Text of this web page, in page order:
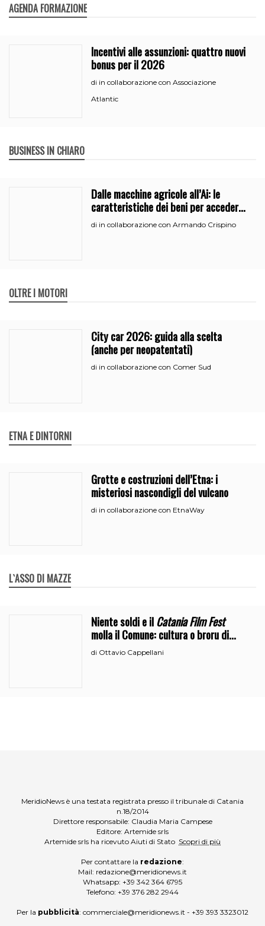
AGENDA FORMAZIONE
Incentivi alle assunzioni: quattro nuovi
bonus per il 2026
di in collaborazione con Associazione
Atlantic
BUSINESS IN CHIARO
Dalle macchine agricole all’Ai: le
caratteristiche dei beni per accedere
all’iperammortamento
di in collaborazione con Armando Crispino
OLTRE I MOTORI
City car 2026: guida alla scelta
(anche per neopatentati)
di in collaborazione con Comer Sud
ETNA E DINTORNI
Grotte e costruzioni dell’Etna: i
misteriosi nascondigli del vulcano
di in collaborazione con EtnaWay
L`ASSO DI MAZZE
Niente soldi e ilCatania Film Fest
molla il Comune: cultura o broru di
ciciri?
di Ottavio Cappellani
MeridioNews è una testata registrata presso il tribunale di Catania
n.18/2014
Direttore responsabile: Claudia Maria Campese
Editore: Artemide srls
Artemide srls ha ricevuto Aiuti di Stato Scopri di più
Per contattare la redazione:
Mail: redazione@meridionews.it
Whatsapp: +39 342 364 6795
Telefono: +39 376 282 2944
Per la pubblicità: commerciale@meridionews.it - +39 393 3323012